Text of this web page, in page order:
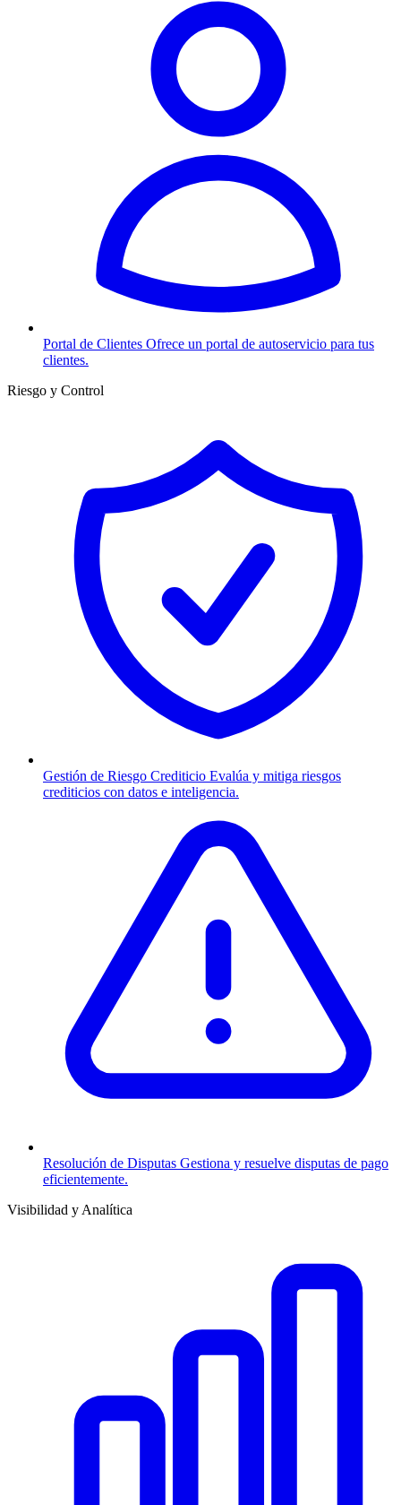
Portal de Clientes Ofrece un portal de autoservicio para tus
clientes.
Riesgo y Control
Gestión de Riesgo Crediticio Evalúa y mitiga riesgos
crediticios con datos e inteligencia.
Resolución de Disputas Gestiona y resuelve disputas de pago
eficientemente.
Visibilidad y Analítica